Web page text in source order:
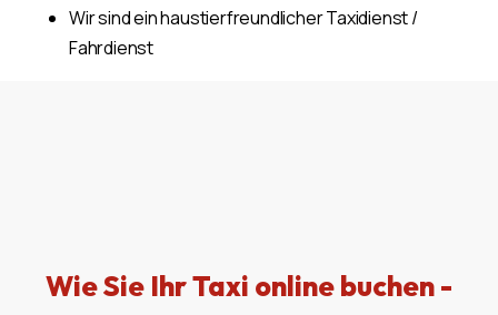
Wir sind ein haustierfreundlicher Taxidienst /
Fahrdienst
Wie Sie Ihr Taxi online buchen -